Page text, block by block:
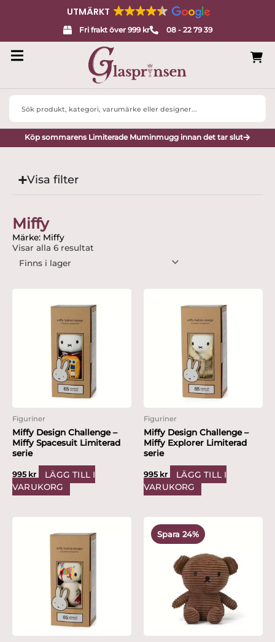
UTMÄRKT
Fri frakt över 999 kr 08 - 22 79 39
Search
Köp sommarens Limiterade Muminmugg innan det tar slut
Visa filter
Miffy
Märke: Miffy
Visar alla 6 resultat
Figuriner
Miffy Design Challenge –
Miffy Spacesuit Limiterad
serie
995 kr
LÄGG TILL I
VARUKORG
Figuriner
Miffy Design Challenge –
Miffy Explorer Limiterad
serie
995 kr
LÄGG TILL I
VARUKORG
Spara 24%
ursprungliga
395 kr.
nuvarande
priset
299 kr.